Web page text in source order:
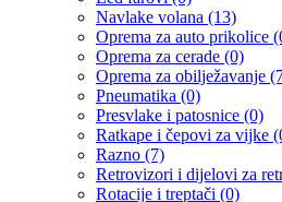
Navlake volana (13)
Oprema za auto prikolice
Oprema za cerade (0)
Oprema za obilježavanje
Pneumatika (0)
Presvlake i patosnice (0)
Ratkape i čepovi za vijke
Razno (7)
Retrovizori i dijelovi za
Rotacije i treptači (0)